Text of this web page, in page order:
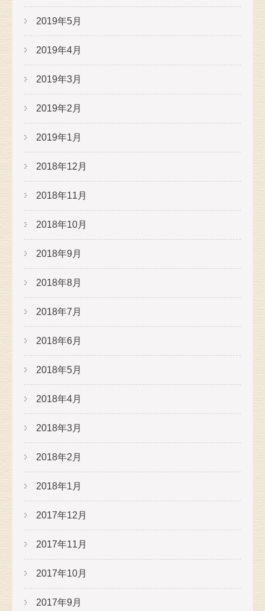
2019年5月
2019年4月
2019年3月
2019年2月
2019年1月
2018年12月
2018年11月
2018年10月
2018年9月
2018年8月
2018年7月
2018年6月
2018年5月
2018年4月
2018年3月
2018年2月
2018年1月
2017年12月
2017年11月
2017年10月
2017年9月